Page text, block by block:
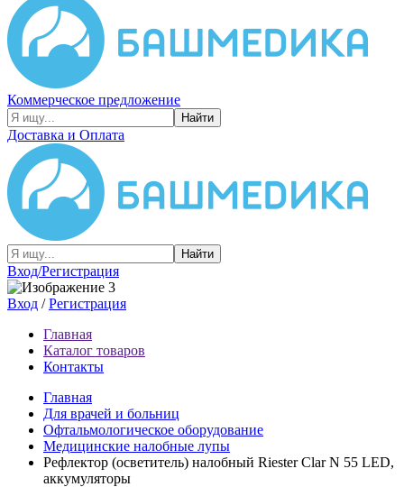
Коммерческое предложение
Найти
Доставка и Оплата
Найти
Вход/Регистрация
Вход /Регистрация
Главная
Каталог товаров
Контакты
Главная
Для врачей и больниц
Офтальмологическое оборудование
Медицинские налобные лупы
Рефлектор (осветитель) налобный Riester Clar N 55 LED,
аккумуляторы